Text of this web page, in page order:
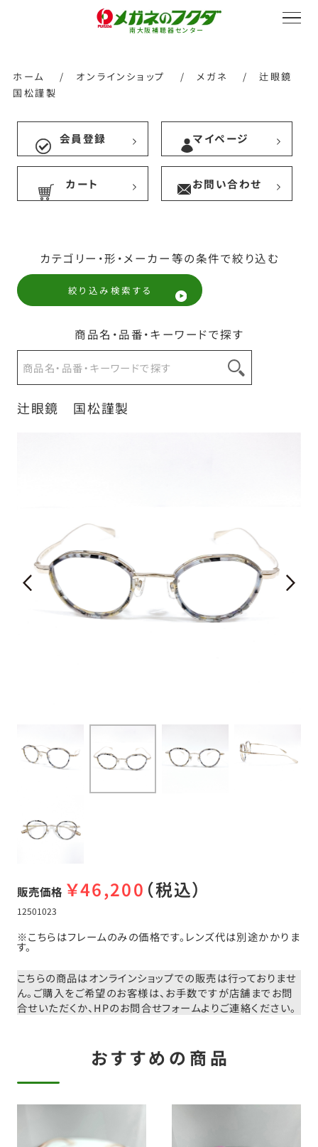
南大阪補聴器センター
サービス紹介
採用情報
ホーム / オンラインショップ / メガネ / 辻眼鏡
国松謹製
会員登録 マイページ
カート お問い合わせ
カテゴリー・形・メーカー等の条件で絞り込む
絞り込み検索する
商品名・品番・キーワードで探す
辻眼鏡 国松謹製
販売価格 ￥46,200 （税込）
12501023
※こちらはフレームのみの価格です。レンズ代は別途かかりま
す。
こちらの商品はオンラインショップでの販売は行っておりませ
ん。 ご購入をご希望のお客様は、お手数ですが店舗までお問
合せいただくか、 HPのお問合せフォームよりご連絡ください。
おすすめの商品